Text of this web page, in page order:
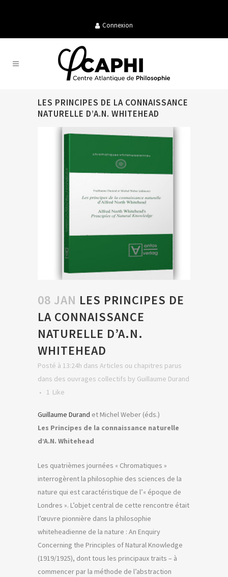
Connexion
LES PRINCIPES DE LA CONNAISSANCE
NATURELLE D’A.N. WHITEHEAD
08 JAN LES PRINCIPES DE
LA CONNAISSANCE
NATURELLE D’A.N.
WHITEHEAD
Posté à 13:24h dans Articles ou chapitres parus
dans des ouvrages collectifs by Guillaume Durand
1 Like
Guillaume Durand et Michel Weber (éds.)
Les Principes de la connaissance naturelle
d’A.N. Whitehead
Les quatrièmes journées « Chromatiques »
interrogèrent la philosophie des sciences de la
nature qui est caractéristique de l’« époque de
Londres ». L’objet central de cette rencontre était
l’œuvre pionnière dans la philosophie
whiteheadienne de la nature : An Enquiry
Concerning the Principles of Natural Knowledge
(1919/1925), dont tous les principaux traits – à
commencer par la méthode de l’abstraction